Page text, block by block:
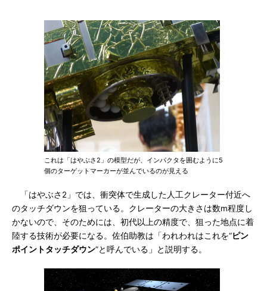
これは「はやぶさ2」の模型だが、インパクタを囲むように5
個のターゲットマーカーが並んでいるのが見える
「はやぶさ2」では、衝突体で生成した人工クレーター付近へ
のタッチダウンを狙っている。クレーターの大きさは数m程度し
かないので、そのためには、初代以上の精度で、狙った地点に着
陸する技術が必要になる。佐伯助教は「われわれはこれを“ピン
ポイントタッチダウン”と呼んでいる」と説明する。